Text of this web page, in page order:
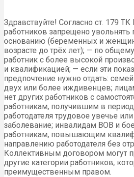
Здравствуйте! Согласно ст. 179
работников запрещено увольнять
основанию (беременных и
возрасте до трёх лет); — по
работник с более высокой
и квалификацией; — если эти
предпочтение нужно отдать:
двух или более иждивенцев;
нет других работников с
работникам, получившим в
работодателя трудовое увечье
заболевание; инвалидам ВОВ и
работникам, повышающим
направлению работодателя без
Коллективным договором могут
другие категории работников,
преимущественным правом.